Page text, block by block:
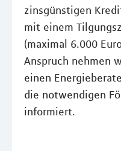
zinsgünstigen
mit einem
(maximal 6.000
Anspruch nehmen
einen
die notwendigen
informiert.